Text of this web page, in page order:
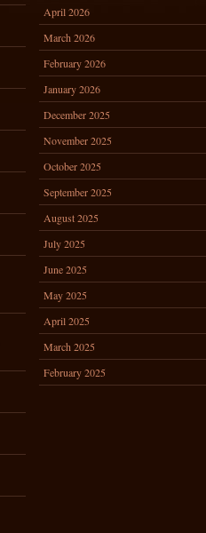
April 2026
March 2026
February 2026
January 2026
December 2025
November 2025
October 2025
September 2025
August 2025
July 2025
June 2025
May 2025
April 2025
March 2025
February 2025